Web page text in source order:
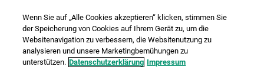
Wenn Sie auf „Alle Cookies akzeptieren“ klicken, stimmen Sie
der Speicherung von Cookies auf Ihrem Gerät zu, um die
Websitenavigation zu verbessern, die Websitenutzung zu
analysieren und unsere Marketingbemühungen zu
unterstützen. Datenschutzerklärung Impressum